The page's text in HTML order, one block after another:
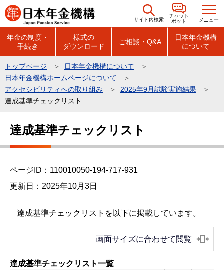
こ
の
の
先
頭
サイト内検索
チャット
ボット
メニュー
年金の制度・
手続き
様式の
ダウンロード
ご相談・Q&A
日本年金機構
について
トップページ
日本年金機構について
日本年金機構ホームページについて
アクセシビリティへの取り組み
2025年9月試験実施結果
達成基準チェックリスト
こ
達成基準チェックリスト
ページID：110010050-194-717-931
更新日：2025年10月3日
達成基準チェックリストを以下に掲載しています。
画面サイズに合わせて閲覧
達成基準チェックリスト一覧